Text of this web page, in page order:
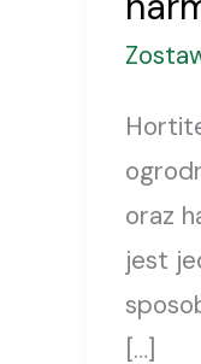
oraz
jest
[…]